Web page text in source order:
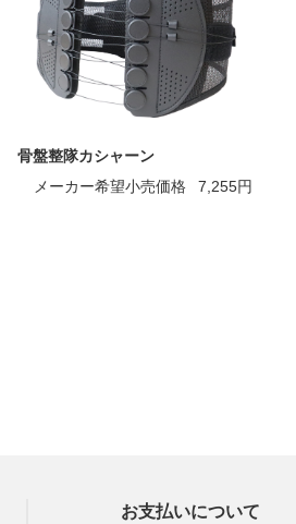
骨盤整隊カシャーン
メーカー希望小売価格
7,255円
お支払いについて